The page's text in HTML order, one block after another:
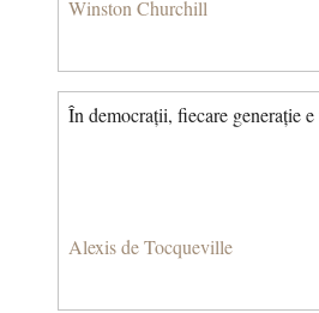
Winston Churchill
În democrații, fiecare generație
Alexis de Tocqueville